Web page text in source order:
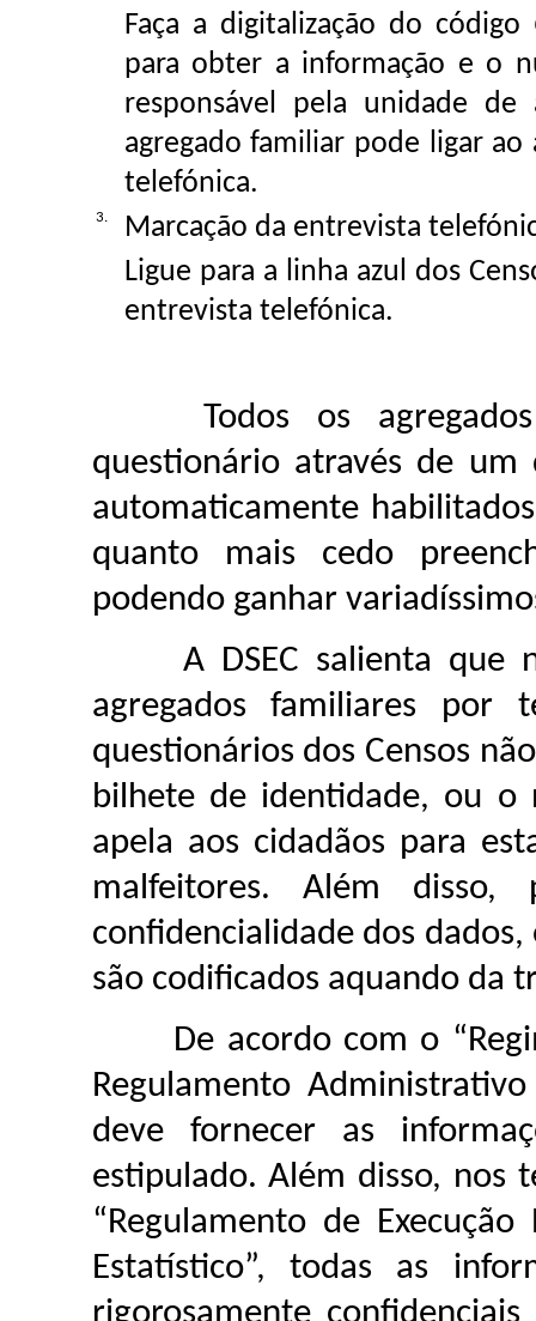
Faça a digitalização do código
para obter a informação e o
responsável pela unidade
agregado familiar pode ligar
telefónica.
3.
Marcação da entrevista
Ligue para a linha azul dos
entrevista telefónica.
Todos os agregados
questionário através de
automaticamente
quanto mais cedo
podendo ganhar
A DSEC salienta que
agregados familiares
questionários dos Censos
bilhete de identidade, ou o
apela aos cidadãos para
malfeitores. Além
confidencialidade dos
são codificados aquando da
De acordo com o
Regulamento
deve fornecer as
estipulado. Além disso, nos
“Regulamento de
Estatístico”, todas as